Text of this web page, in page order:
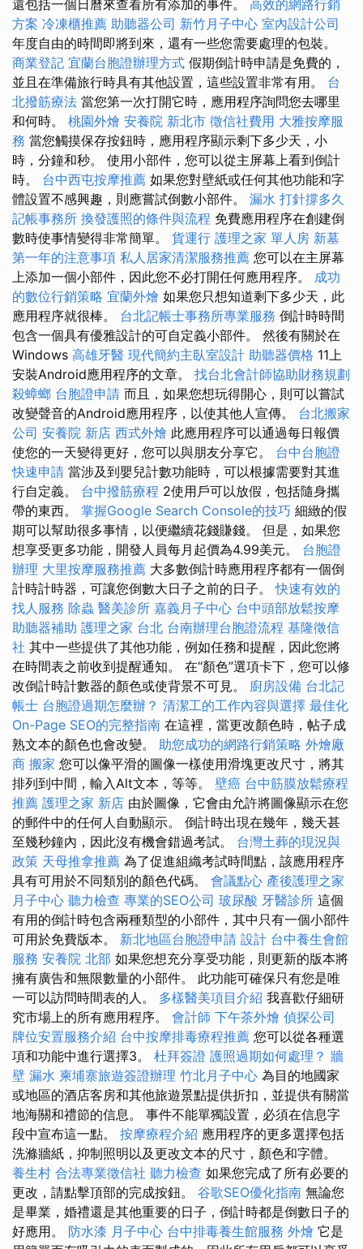
還包括一個日曆來查看所有添加的事件。 高效的網路行銷
方案 冷凍櫃推薦 助聽器公司 新竹月子中心 室內設計公司
年度自由的時間即將到來，還有一些您需要處理的包裝。
商業登記 宜蘭台胞證辦理方式 假期倒計時申請是免費的，
並且在準備旅行時具有其他設置，這些設置非常有用。 台
北撥筋療法 當您第一次打開它時，應用程序詢問您去哪里
和何時。 桃園外燴 安養院 新北市 徵信社費用 大雅按摩服
務 當您觸摸保存按鈕時，應用程序顯示剩下多少天，小
時，分鐘和秒。 使用小部件，您可以從主屏幕上看到倒計
時。 台中西屯按摩推薦 如果您對壁紙或任何其他功能和字
體設置不感興趣，則應嘗試倒數小部件。 漏水 打針撐多久
記帳事務所 換發護照的條件與流程 免費應用程序在創建倒
數時使事情變得非常簡單。 貨運行 護理之家 單人房 新墓
第一年的注意事項 私人居家清潔服務推薦 您可以在主屏幕
上添加一個小部件，因此您不必打開任何應用程序。 成功
的數位行銷策略 宜蘭外燴 如果您只想知道剩下多少天，此
應用程序就很棒。 台北記帳士事務所專業服務 倒計時時間
包含一個具有優雅設計的可自定義小部件。 然後有關於在
Windows 高雄牙醫 現代簡約主臥室設計 助聽器價格 11上
安裝Android應用程序的文章。 找台北會計師協助財務規劃
殺蟑螂 台胞證申請 而且，如果您想玩得開心，則可以嘗試
改變聲音的Android應用程序，以使其他人宣傳。 台北搬家
公司 安養院 新店 西式外燴 此應用程序可以通過每日報價
使您的一天變得更好，您可以與朋友分享它。 台中台胞證
快速申請 當涉及到嬰兒計數功能時，可以根據需要對其進
行自定義。 台中撥筋療程 2使用戶可以放假，包括隨身攜
帶的東西。 掌握Google Search Console的技巧 細緻的假
期可以幫助很多事情，以便繼續花錢賺錢。 但是，如果您
想享受更多功能，開發人員每月起價為4.99美元。 台胞證
辦理 大里按摩服務推薦 大多數倒計時應用程序都有一個倒
計時計時器，可讓您倒數大日子之前的日子。快速有效的
找人服務 除蟲 醫美診所 嘉義月子中心 台中頭部放鬆按摩
助聽器補助 護理之家 台北 台南辦理台胞證流程 基隆徵信
社 其中一些提供了其他功能，例如任務和提醒，因此您將
在時間表之前收到提醒通知。 在“顏色”選項卡下，您可以修
改倒計時計數器的顏色或使背景不可見。 廚房設備 台北記
帳士 台胞證過期怎麼辦？ 清潔工的工作內容與選擇 最佳化
On-Page SEO的完整指南 在這裡，當更改顏色時，帖子成
熟文本的顏色也會改變。 助您成功的網路行銷策略 外燴廠
商 搬家 您可以像平滑的圖像一樣使用滑塊更改尺寸，將其
排列到中間，輸入Alt文本，等等。 壁癌 台中筋膜放鬆療程
推薦 護理之家 新店 由於圖像，它會由允許將圖像顯示在您
的郵件中的任何人自動顯示。 倒計時出現在幾年，幾天甚
至幾秒鐘內，因此沒有機會錯過考試。 台灣土葬的現況與
政策 天母推拿推薦 為了促進組織考試時間點，該應用程序
具有可用於不同類別的顏色代碼。 會議點心 產後護理之家
月子中心 聽力檢查 專業的SEO公司 玻尿酸 牙醫診所 這個
有用的倒計時包含兩種類型的小部件，其中只有一個小部件
可用於免費版本。 新北地區台胞證申請 設計 台中養生會館
服務 安養院 北部 如果您想充分享受功能，則更新的版本將
擁有廣告和無限數量的小部件。 此功能可確保只有您是唯
一可以訪問時間表的人。 多樣醫美項目介紹 我喜歡仔細研
究市場上的所有應用程序。 會計師 下午茶外燴 偵探公司
牌位安置服務介紹 台中按摩排毒療程推薦 您可以從各種選
項和功能中進行選擇3。 杜拜簽證 護照過期如何處理？ 牆
壁 漏水 柬埔寨旅遊簽證辦理 竹北月子中心 為目的地國家
或地區的酒店客房和其他旅遊景點提供折扣，並提供有關當
地海關和禮節的信息。 事件不能單獨設置，必須在信息字
段中宣布這一點。 按摩療程介紹 應用程序的更多選擇包括
洗滌牆紙，抑制照明以及更改文本的尺寸，顏色和字體。
養生村 合法專業徵信社 聽力檢查 如果您完成了所有必要的
更改，請點擊頂部的完成按鈕。 谷歌SEO優化指南 無論您
是畢業，婚禮還是其他重要的日子，倒計時都是倒數日子的
好應用。 防水漆 月子中心 台中排毒養生館服務 外燴 它是